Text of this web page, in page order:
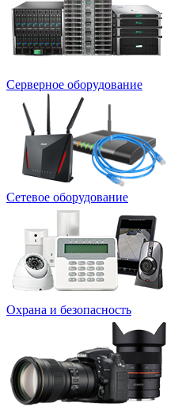
Серверное оборудование
Сетевое оборудование
Охрана и безопасность